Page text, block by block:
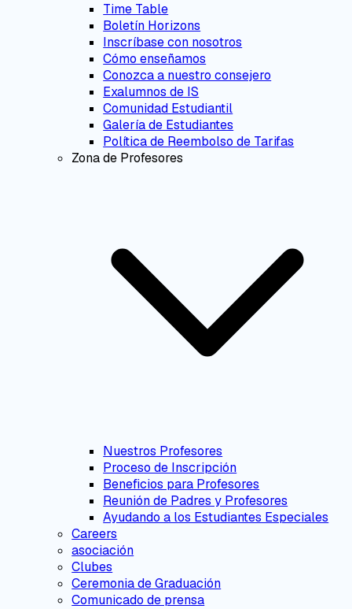
Time Table
Boletín Horizons
Inscríbase con nosotros
Cómo enseñamos
Conozca a nuestro consejero
Exalumnos de IS
Comunidad Estudiantil
Galería de Estudiantes
Política de Reembolso de Tarifas
Zona de Profesores
Nuestros Profesores
Proceso de Inscripción
Beneficios para Profesores
Reunión de Padres y Profesores
Ayudando a los Estudiantes Especiales
Careers
asociación
Clubes
Ceremonia de Graduación
Comunicado de prensa